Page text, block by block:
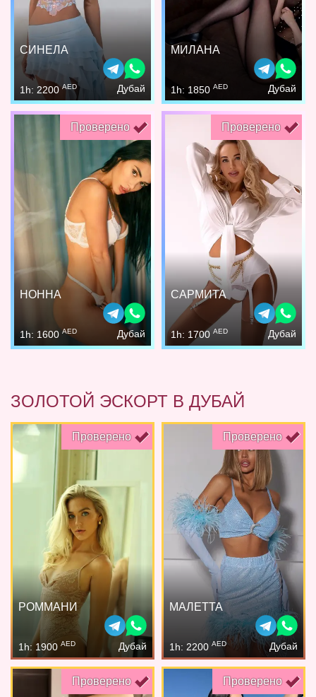
СИНЕЛА
1h: 2200AED Дубай
МИЛАНА
1h: 1850 AED Дубай
Проверено
НОННА
1h: 1600 AED Дубай
Проверено
САРМИТА
1h: 1700 AED Дубай
ЗОЛОТОЙ ЭСКОРТ В ДУБАЙ
Проверено
РОММАНИ
1h: 1900 AED Дубай
Проверено
МАЛЕТТА
1h: 2200 AED Дубай
Проверено Проверено